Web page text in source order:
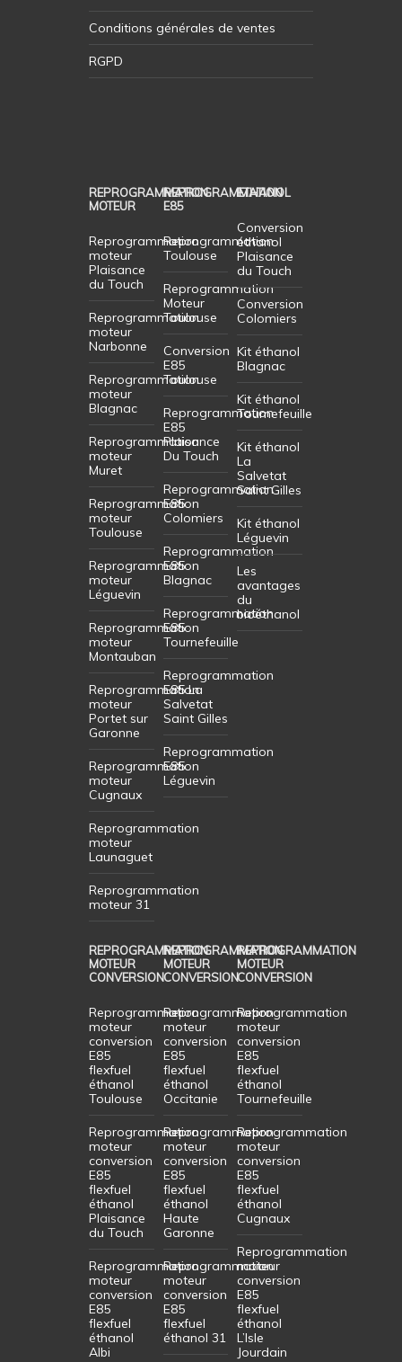
Conditions générales de ventes
RGPD
REPROGRAMMATION
MOTEUR
Reprogrammation
moteur
Plaisance
du Touch
Reprogrammation
moteur
Narbonne
Reprogrammation
moteur
Blagnac
Reprogrammation
moteur
Muret
Reprogrammation
moteur
Toulouse
Reprogrammation
moteur
Léguevin
Reprogrammation
moteur
Montauban
Reprogrammation
moteur
Portet sur
Garonne
Reprogrammation
moteur
Cugnaux
Reprogrammation
moteur
Launaguet
Reprogrammation
moteur 31
REPROGRAMMATION
E85
Reprogrammation
Toulouse
Reprogrammation
Moteur
Toulouse
Conversion
E85
Toulouse
Reprogrammation
E85
Plaisance
Du Touch
Reprogrammation
E85
Colomiers
Reprogrammation
E85
Blagnac
Reprogrammation
E85
Tournefeuille
Reprogrammation
E85 La
Salvetat
Saint Gilles
Reprogrammation
E85
Léguevin
ETHANOL
Conversion
éthanol
Plaisance
du Touch
Conversion
Colomiers
Kit éthanol
Blagnac
Kit éthanol
Tournefeuille
Kit éthanol
La
Salvetat
Saint Gilles
Kit éthanol
Léguevin
Les
avantages
du
bioéthanol
REPROGRAMMATION
MOTEUR
CONVERSION
Reprogrammation
moteur
conversion
E85
flexfuel
éthanol
Toulouse
Reprogrammation
moteur
conversion
E85
flexfuel
éthanol
Plaisance
du Touch
Reprogrammation
moteur
conversion
E85
flexfuel
éthanol
Albi
REPROGRAMMATION
MOTEUR
CONVERSION
Reprogrammation
moteur
conversion
E85
flexfuel
éthanol
Occitanie
Reprogrammation
moteur
conversion
E85
flexfuel
éthanol
Haute
Garonne
Reprogrammation
moteur
conversion
E85
flexfuel
éthanol 31
REPROGRAMMATION
MOTEUR
CONVERSION
Reprogrammation
moteur
conversion
E85
flexfuel
éthanol
Tournefeuille
Reprogrammation
moteur
conversion
E85
flexfuel
éthanol
Cugnaux
Reprogrammation
moteur
conversion
E85
flexfuel
éthanol
L’Isle
Jourdain